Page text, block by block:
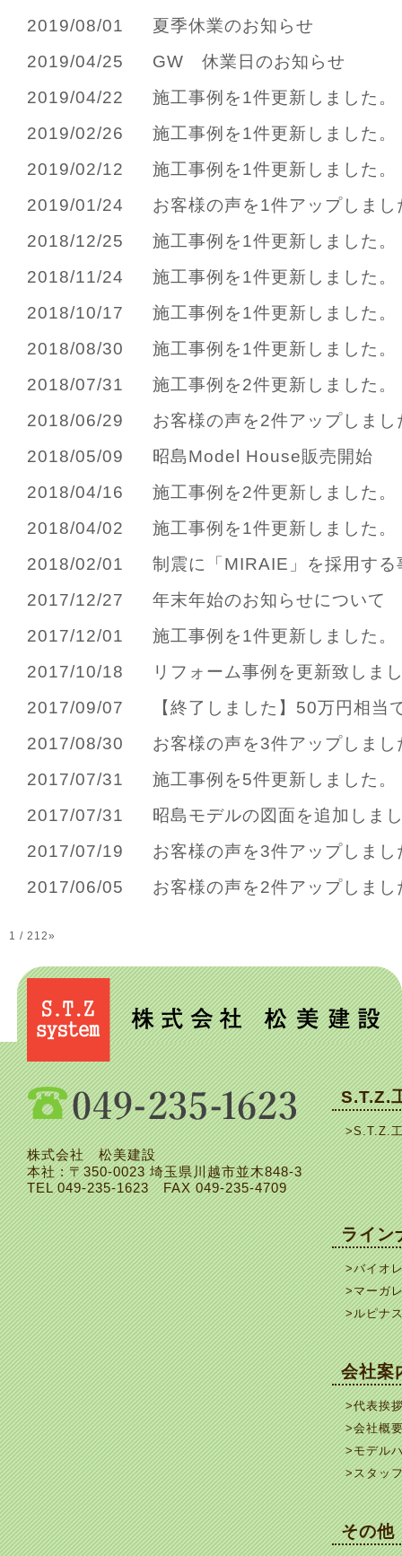
2019/08/01 夏季休業のお知らせ
2019/04/25 GW 休業日のお知らせ
2019/04/22 施工事例を1件更新しました。
2019/02/26 施工事例を1件更新しました。
2019/02/12 施工事例を1件更新しました。
2019/01/24 お客様の声を1件アップしまし
2018/12/25 施工事例を1件更新しました。
2018/11/24 施工事例を1件更新しました。
2018/10/17 施工事例を1件更新しました。
2018/08/30 施工事例を1件更新しました。
2018/07/31 施工事例を2件更新しました。
2018/06/29 お客様の声を2件アップしまし
2018/05/09
昭島Model House販売開始
2018/04/16 施工事例を2件更新しました。
2018/04/02 施工事例を1件更新しました。
2018/02/01 制震に「MIRAIE」を採用する
2017/12/27 年末年始のお知らせについて
2017/12/01 施工事例を1件更新しました。
2017/10/18
リフォーム事例を更新致しま
2017/09/07
【終了しました】50万円相当
2017/08/30 お客様の声を3件アップしまし
2017/07/31 施工事例を5件更新しました。
2017/07/31
昭島モデルの図面を追加しま
2017/07/19 お客様の声を3件アップしまし
2017/06/05 お客様の声を2件アップしまし
1 / 2 12»
株式会社 松美建設
本社 : 〒350-0023 埼玉県川越市並木848-3
TEL049-235-1623FAX 049-235-4709
S.T.Z.
>S.T.Z.
ライン
>バイオ
>マーガ
>ルピナ
会社案
>代表挨
>会社概
>モデル
>スタッ
その他